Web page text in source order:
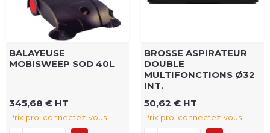
BALAYEUSE
MOBISWEEP SOD 40L
345,68 € HT
Prix pro, connectez-vous
BROSSE ASPIRATEUR
DOUBLE
MULTIFONCTIONS Ø32
INT.
50,62 € HT
Prix pro, connectez-vous